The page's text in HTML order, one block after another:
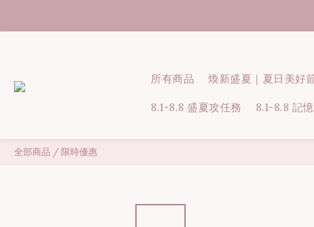
所有商品 煥新盛夏｜夏日美好
8.1-8.8 盛夏攻任務 8.1-8.8 記
全部商品 /限時優惠